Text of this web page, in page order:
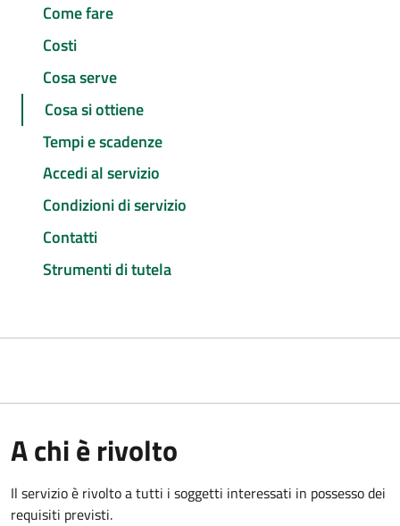
Come fare
Costi
Cosa serve
Cosa si ottiene
Tempi e scadenze
Accedi al servizio
Condizioni di servizio
Contatti
Strumenti di tutela
A chi è rivolto
Il servizio è rivolto a tutti i soggetti interessati in possesso dei
requisiti previsti.